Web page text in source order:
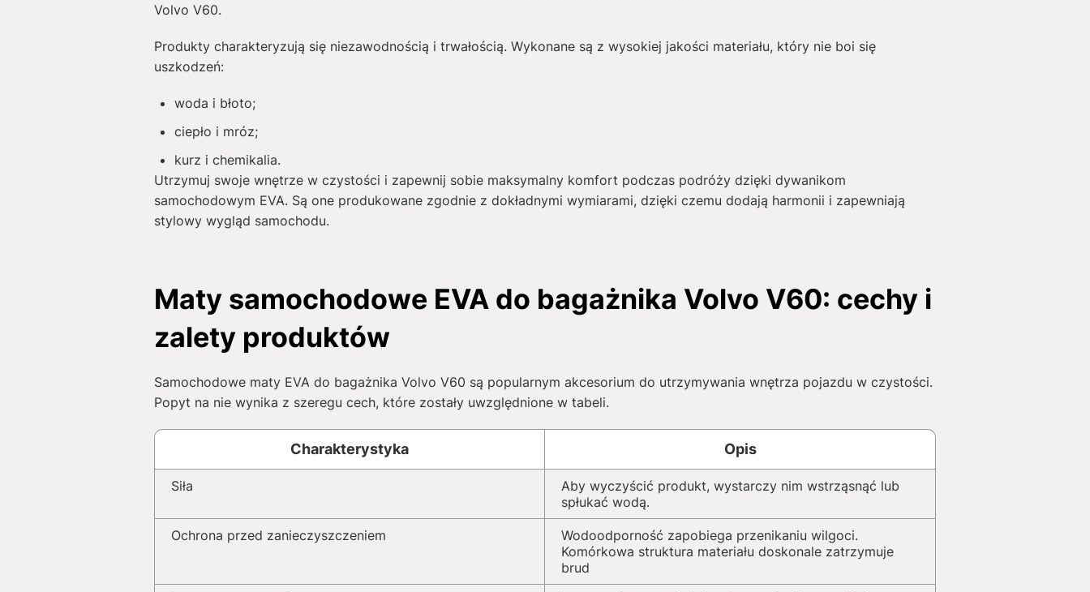
Volvo V60.
Produkty charakteryzują się niezawodnością i trwałością. Wykonane są z wysokiej jakości materiału, który nie boi się
uszkodzeń:
woda i błoto;
ciepło i mróz;
kurz i chemikalia.
Utrzymuj swoje wnętrze w czystości i zapewnij sobie maksymalny komfort podczas podróży dzięki dywanikom
samochodowym EVA. Są one produkowane zgodnie z dokładnymi wymiarami, dzięki czemu dodają harmonii i zapewniają
stylowy wygląd samochodu.
Maty samochodowe EVA do bagażnika Volvo V60: cechy i
zalety produktów
Samochodowe maty EVA do bagażnika Volvo V60 są popularnym akcesorium do utrzymywania wnętrza pojazdu w czystości.
Popyt na nie wynika z szeregu cech, które zostały uwzględnione w tabeli.
Charakterystyka Opis
Siła
Aby wyczyścić produkt, wystarczy nim wstrząsnąć lub
spłukać wodą.
Ochrona przed zanieczyszczeniem
Wodoodporność zapobiega przenikaniu wilgoci.
Komórkowa struktura materiału doskonale zatrzymuje
brud